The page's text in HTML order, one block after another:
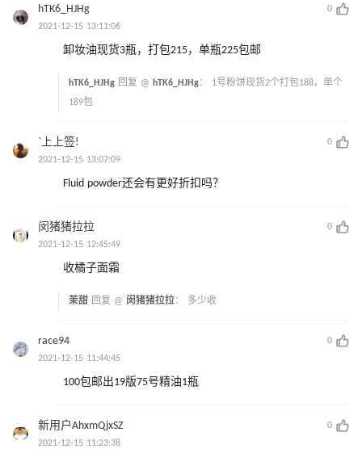
hTK6_HJHg
0
2021-12-15 13:11:06
卸妆油现货3瓶，打包215，单瓶225包邮
hTK6_HJHg 回复 @ hTK6_HJHg： 1号粉饼现货2个打包188，单个
189包
`上上签!
0
2021-12-15 13:07:09
Fluid powder还会有更好折扣吗？
闵猪猪拉拉
0
2021-12-15 12:45:49
收橘子面霜
茉甜 回复 @ 闵猪猪拉拉： 多少收
race94
0
2021-12-15 11:44:45
100包邮出19版75号精油1瓶
新用户AhxmQjxSZ
0
2021-12-15 11:23:38